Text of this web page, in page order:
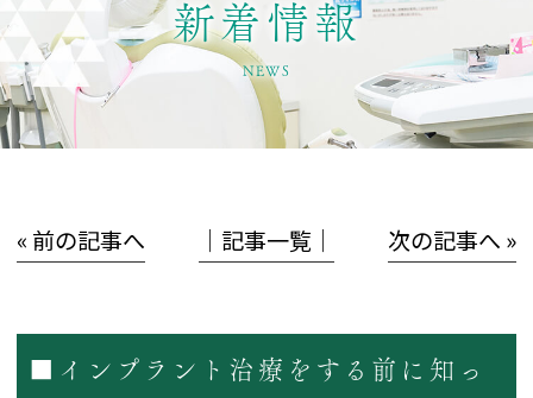
新着情報
NEWS
« 前の記事へ │記事一覧│ 次の記事へ »
■インプラント治療をする前に知っ